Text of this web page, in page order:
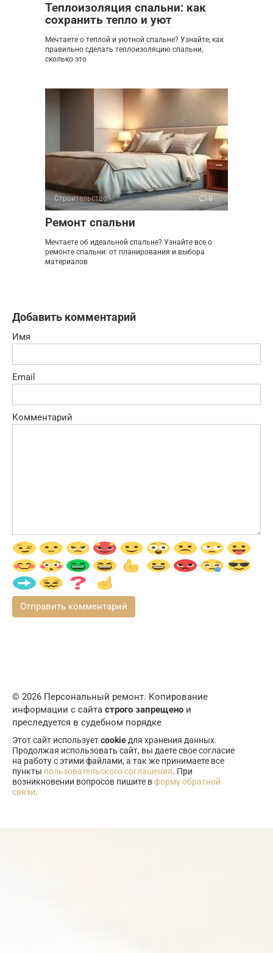
Теплоизоляция спальни: как
сохранить тепло и уют
Мечтаете о теплой и уютной спальне? Узнайте, как
правильно сделать теплоизоляцию спальни,
сколько это
Строительство 0
Ремонт спальни
Мечтаете об идеальной спальне? Узнайте все о
ремонте спальни: от планирования и выбора
материалов
Добавить комментарий
Имя
Email
Комментарий
© 2026 Персональный ремонт. Копирование
информации с сайта строго запрещено и
преследуется в судебном порядке
Этот сайт используетcookie для хранения данных.
Продолжая использовать сайт, вы даете свое согласие
на работу с этими файлами, а так же принимаете все
пункты пользовательского соглашения. При
возникновении вопросов пишите вформу обратной
связи.